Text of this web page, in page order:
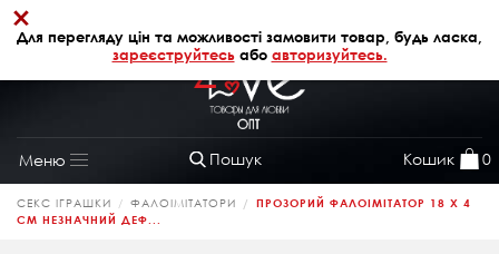
Для перегляду цін та можливості замовити товар, будь ласка,
зареєструйтесьабо авторизуйтесь.
×
Пошук Кошик 0
Меню
Toggle
navigation
СЕКС ІГРАШКИ ФАЛОІМІТАТОРИ
ПРОЗОРИЙ ФАЛОІМІТАТОР 18 Х 4
СМ НЕЗНАЧНИЙ ДЕФ...